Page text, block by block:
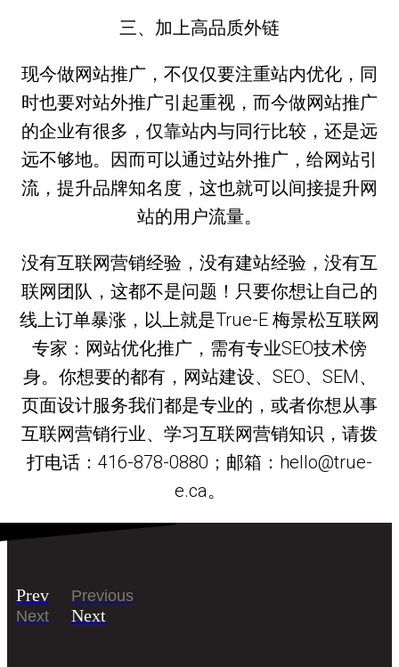
三、加上高品质外链
现今做网站推广，不仅仅要注重站内优化，同
时也要对站外推广引起重视，而今做网站推广
的企业有很多，仅靠站内与同行比较，还是远
远不够地。因而可以通过站外推广，给网站引
流，提升品牌知名度，这也就可以间接提升网
站的用户流量。
没有互联网营销经验，没有建站经验，没有互
联网团队，这都不是问题！只要你想让自己的
线上订单暴涨，以上就是True-E 梅景松互联网
专家：网站优化推广，需有专业SEO技术傍
身。你想要的都有，网站建设、SEO、SEM、
页面设计服务我们都是专业的，或者你想从事
互联网营销行业、学习互联网营销知识，请拨
打电话：416-878-0880；邮箱：hello@true-
e.ca。
Prev
Previous
Next
Next